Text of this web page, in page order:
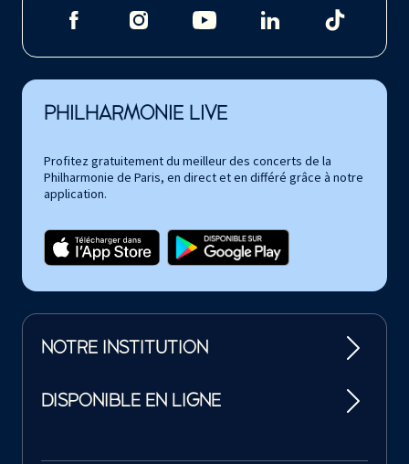
PHILHARMONIE LIVE
Profitez gratuitement du meilleur des concerts de la
Philharmonie de Paris, en direct et en différé grâce à notre
application.
NOTRE INSTITUTION
DISPONIBLE EN LIGNE